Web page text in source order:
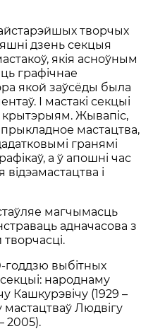
творчых
дзень секцыя
якія асноўным
графічнае
якой заўсёды была
І мастакі секцыі
крытэрыям. Жывапіс,
мастацтва,
гранямі
а ў апошні час
відэамастацтва і
магчымасць
адначасова з
творчасці.
выбітных
народнаму
Кашкурэвічу (1929 –
мастацтваў Людвігу
2005).